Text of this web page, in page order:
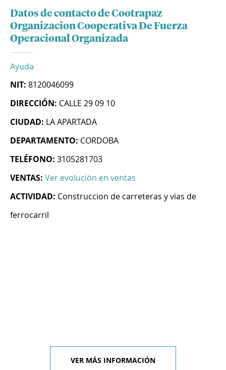
Datos de contacto de Cootrapaz
Organizacion Cooperativa De Fuerza
Operacional Organizada
Ayuda
NIT: 8120046099
DIRECCIÓN: CALLE 29 09 10
CIUDAD: LA APARTADA
DEPARTAMENTO: CORDOBA
TELÉFONO: 3105281703
VENTAS: Ver evolución en ventas
ACTIVIDAD: Construccion de carreteras y vias de
ferrocarril
VER MÁS INFORMACIÓN